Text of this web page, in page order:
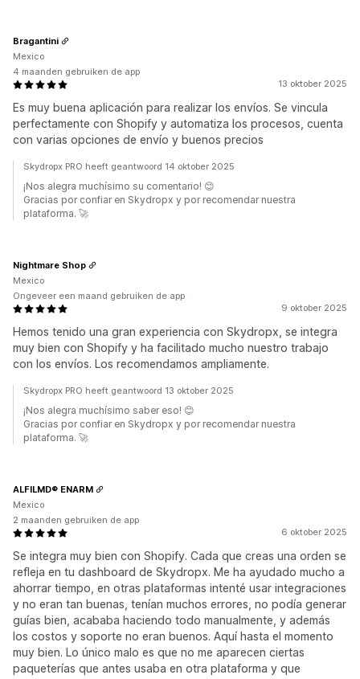
13 oktober 2025
Es muy buena aplicación para realizar los envíos. Se vincula
perfectamente con Shopify y automatiza los procesos, cuenta
con varias opciones de envío y buenos precios
Bragantini
Mexico
4 maanden gebruiken de app
Skydropx PRO heeft geantwoord 14 oktober 2025
¡Nos alegra muchísimo su comentario! 😊
Gracias por confiar en Skydropx y por recomendar nuestra
plataforma. 🚀
9 oktober 2025
Hemos tenido una gran experiencia con Skydropx, se integra
muy bien con Shopify y ha facilitado mucho nuestro trabajo
con los envíos. Los recomendamos ampliamente.
Nightmare Shop
Mexico
Ongeveer een maand gebruiken de app
Skydropx PRO heeft geantwoord 13 oktober 2025
¡Nos alegra muchísimo saber eso! 😊
Gracias por confiar en Skydropx y por recomendar nuestra
plataforma. 🚀
6 oktober 2025
Se integra muy bien con Shopify. Cada que creas una orden se
refleja en tu dashboard de Skydropx. Me ha ayudado mucho a
ahorrar tiempo, en otras plataformas intenté usar integraciones
y no eran tan buenas, tenían muchos errores, no podía generar
guías bien, acababa haciendo todo manualmente, y además
los costos y soporte no eran buenos. Aquí hasta el momento
muy bien. Lo único malo es que no me aparecen ciertas
paqueterías que antes usaba en otra plataforma y que
ALFILMD® ENARM
Mexico
2 maanden gebruiken de app